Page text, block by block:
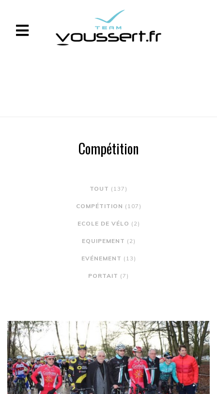
Compétition
TOUT (137)
COMPÉTITION (107)
ECOLE DE VÉLO (2)
EQUIPEMENT (2)
EVÉNEMENT (13)
PORTAIT (7)